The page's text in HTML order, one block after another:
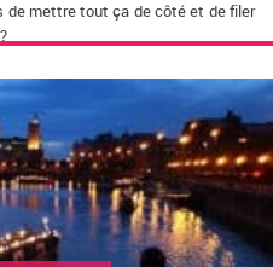
de mettre tout ça de côté et de filer